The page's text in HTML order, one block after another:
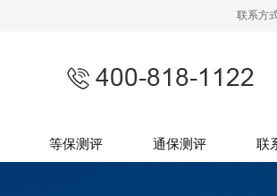
联系方
等保测评 通保测评 联